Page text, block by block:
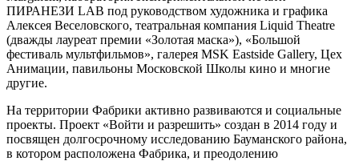
ПИРАНЕЗИ LAB под руководством художника и графика
Алексея Веселовского, театральная компания Liquid Theatre
(дважды лауреат премии «Золотая маска»), «Большой
фестиваль мультфильмов», галерея MSK Eastside Gallery, Цех
Анимации, павильоны Московской Школы кино и многие
другие.
На территории Фабрики активно развиваются и социальные
проекты. Проект «Войти и разрешить» создан в 2014 году и
посвящен долгосрочному исследованию Бауманского района,
в котором расположена Фабрика, и преодолению